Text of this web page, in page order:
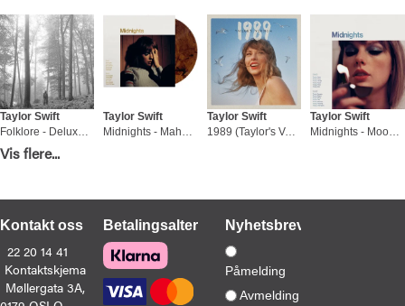
Kjøp
Taylor Swift
529,-
Taylor Swift
Taylor Swift
1989 (Taylor's Version) - Indie (2LP)
Taylor Swift
Vis flere...
Kontakt oss
22 20 14 41
Kontaktskjema
Møllergata 3A,
BetalingsalternativerNyhetsbrev
Påmelding
Avmelding